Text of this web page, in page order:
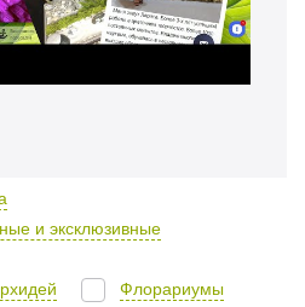
и эксклюзивные
Флорариумы